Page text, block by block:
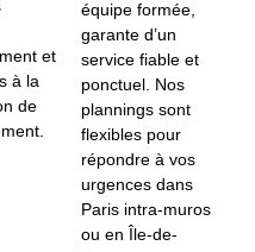
et
à la
de
équipe formée,
garante d’un
service fiable et
ponctuel. Nos
plannings sont
flexibles pour
répondre à vos
urgences dans
Paris intra-muros
ou en Île-de-